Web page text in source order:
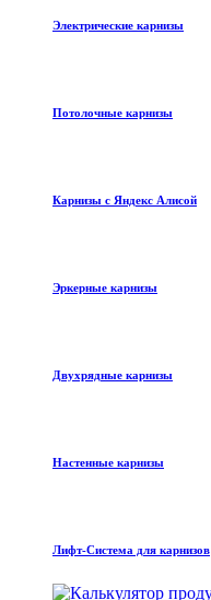
Электрические карнизы
Потолочные карнизы
Карнизы с Яндекс Алисой
Эркерные карнизы
Двухрядные карнизы
Настенные карнизы
Лифт-Система для карнизов